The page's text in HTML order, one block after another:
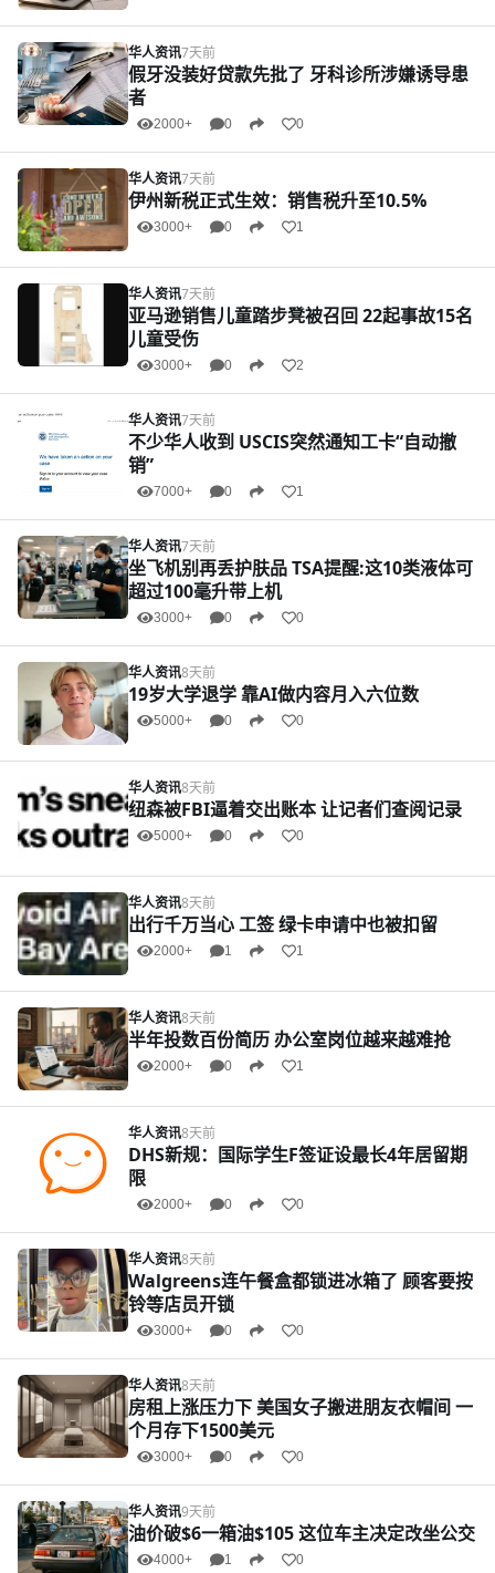
华人资讯7天前
假牙没装好贷款先批了 牙科诊所涉嫌诱导患
者
2000+ 0 0
华人资讯7天前
伊州新税正式生效：销售税升至10.5%
3000+ 0 1
华人资讯7天前
亚马逊销售儿童踏步凳被召回 22起事故15名
儿童受伤
3000+ 0 2
华人资讯7天前
不少华人收到 USCIS突然通知工卡“自动撤
销”
7000+ 0 1
华人资讯7天前
坐飞机别再丢护肤品 TSA提醒:这10类液体可
超过100毫升带上机
3000+ 0 0
华人资讯8天前
19岁大学退学 靠AI做内容月入六位数
5000+ 0 0
华人资讯8天前
纽森被FBI逼着交出账本 让记者们查阅记录
5000+ 0 0
华人资讯8天前
出行千万当心 工签 绿卡申请中也被扣留
2000+ 1 1
华人资讯8天前
半年投数百份简历 办公室岗位越来越难抢
2000+ 0 1
华人资讯8天前
DHS新规：国际学生F签证设最长4年居留期
限
2000+ 0 0
华人资讯8天前
Walgreens连午餐盒都锁进冰箱了 顾客要按
铃等店员开锁
3000+ 0 0
华人资讯8天前
房租上涨压力下 美国女子搬进朋友衣帽间 一
个月存下1500美元
3000+ 0 0
华人资讯9天前
油价破$6一箱油$105 这位车主决定改坐公交
4000+ 1 0